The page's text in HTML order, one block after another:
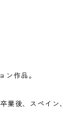
ン作品。
業後、スペイン、